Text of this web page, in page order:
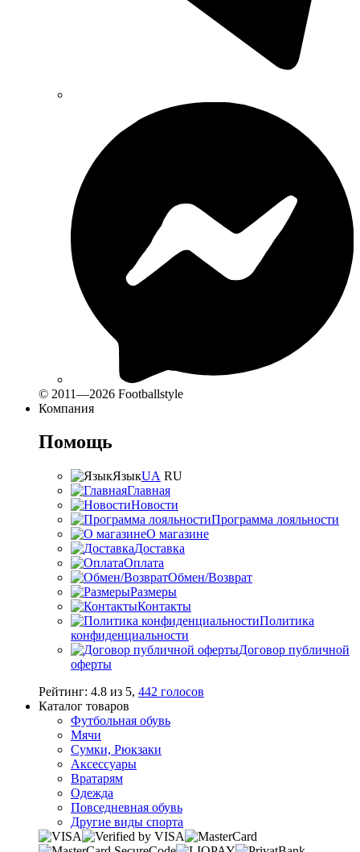
© 2011—2026 Footballstyle
Компания
Помощь
ЯзыкUA RU
Главная
Новости
Программа лояльности
О магазине
Доставка
Оплата
Обмен/Возврат
Размеры
Контакты
Политика
конфиденциальности
Договор публичной
оферты
Рейтинг: 4.8 из 5, 442 голосов
Каталог товаров
Футбольная обувь
Мячи
Сумки, Рюкзаки
Аксессуары
Вратарям
Одежда
Повседневная обувь
Другие виды спорта